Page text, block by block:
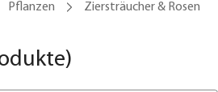
Pflanzen
Ziersträucher & Rosen